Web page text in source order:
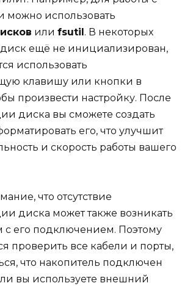
можно использовать
или fsutil. В некоторых
диск ещё не инициализирован,
использовать
клавишу или кнопки в
произвести настройку. После
диска вы сможете создать
его, что улучшит
и скорость работы вашего
что отсутствие
диска может также возникать
с его подключением. Поэтому
проверить все кабели и порты,
что накопитель подключен
вы используете внешний